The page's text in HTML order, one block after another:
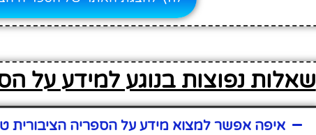
שאלות נפוצות בנוגע למידע על
איפה אפשר למצוא מידע על הספריה הציבורית